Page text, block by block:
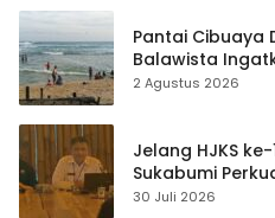
Pantai Cibuaya
Balawista
Waspada
2 Agustus 2026
Jelang HJKS
Sukabumi
Publikasi Digital
30 Juli 2026